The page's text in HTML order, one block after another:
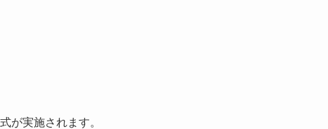
が実施されます。